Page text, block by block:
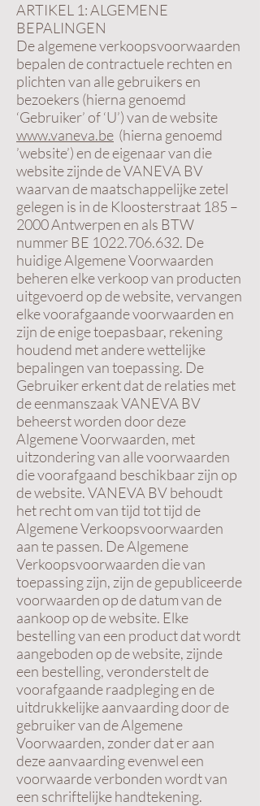
ARTIKEL 1: ALGEMENE
BEPALINGEN
De algemene verkoopsvoorwaarden
bepalen de contractuele rechten en
plichten van alle gebruikers en
bezoekers (hierna genoemd
‘Gebruiker’ of ‘U’) van de website
www.vaneva.be (hierna genoemd
’website’) en de eigenaar van die
website zijnde de VANEVA BV
waarvan de maatschappelijke zetel
gelegen is in de Kloosterstraat 185 –
2000 Antwerpen en als BTW
nummer BE 1022.706.632. De
huidige Algemene Voorwaarden
beheren elke verkoop van producten
uitgevoerd op de website, vervangen
elke voorafgaande voorwaarden en
zijn de enige toepasbaar, rekening
houdend met andere wettelijke
bepalingen van toepassing. De
Gebruiker erkent dat de relaties met
de eenmanszaak VANEVA BV
beheerst worden door deze
Algemene Voorwaarden, met
uitzondering van alle voorwaarden
die voorafgaand beschikbaar zijn op
de website. VANEVA BV behoudt
het recht om van tijd tot tijd de
Algemene Verkoopsvoorwaarden
aan te passen. De Algemene
Verkoopsvoorwaarden die van
toepassing zijn, zijn de gepubliceerde
voorwaarden op de datum van de
aankoop op de website. Elke
bestelling van een product dat wordt
aangeboden op de website, zijnde
een bestelling, veronderstelt de
voorafgaande raadpleging en de
uitdrukkelijke aanvaarding door de
gebruiker van de Algemene
Voorwaarden, zonder dat er aan
deze aanvaarding evenwel een
voorwaarde verbonden wordt van
een schriftelijke handtekening.